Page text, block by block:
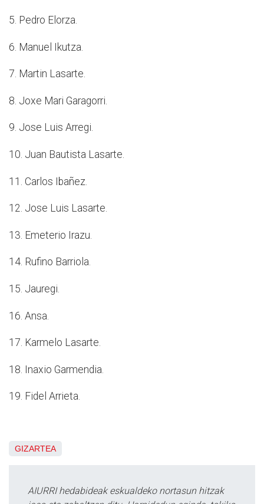
5. Pedro Elorza.
6. Manuel Ikutza.
7. Martin Lasarte.
8. Joxe Mari Garagorri.
9. Jose Luis Arregi.
10. Juan Bautista Lasarte.
11. Carlos Ibañez.
12. Jose Luis Lasarte.
13. Emeterio Irazu.
14. Rufino Barriola.
15. Jauregi.
16. Ansa.
17. Karmelo Lasarte.
18. Inaxio Garmendia.
19. Fidel Arrieta.
GIZARTEA
AIURRI hedabideak eskualdeko nortasun hitzak